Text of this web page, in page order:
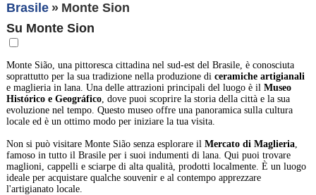
Brasile
Monte Sion
Su Monte Sion
Monte Sião, una pittoresca cittadina nel sud-est del Brasile, è conosciuta
soprattutto per la sua tradizione nella produzione di ceramiche artigianali
e maglieria in lana. Una delle attrazioni principali del luogo è il Museo
Histórico e Geográfico, dove puoi scoprire la storia della città e la sua
evoluzione nel tempo. Questo museo offre una panoramica sulla cultura
locale ed è un ottimo modo per iniziare la tua visita.
Non si può visitare Monte Sião senza esplorare il Mercato di Maglieria,
famoso in tutto il Brasile per i suoi indumenti di lana. Qui puoi trovare
maglioni, cappelli e sciarpe di alta qualità, prodotti localmente. È un luogo
ideale per acquistare qualche souvenir e al contempo apprezzare
l'artigianato locale.